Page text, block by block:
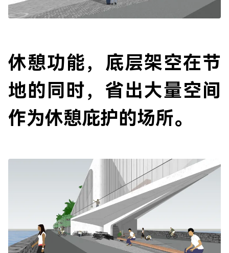
休憩功能，底层架空在节
地的同时，省出大量空间
作为休憩庇护的场所。